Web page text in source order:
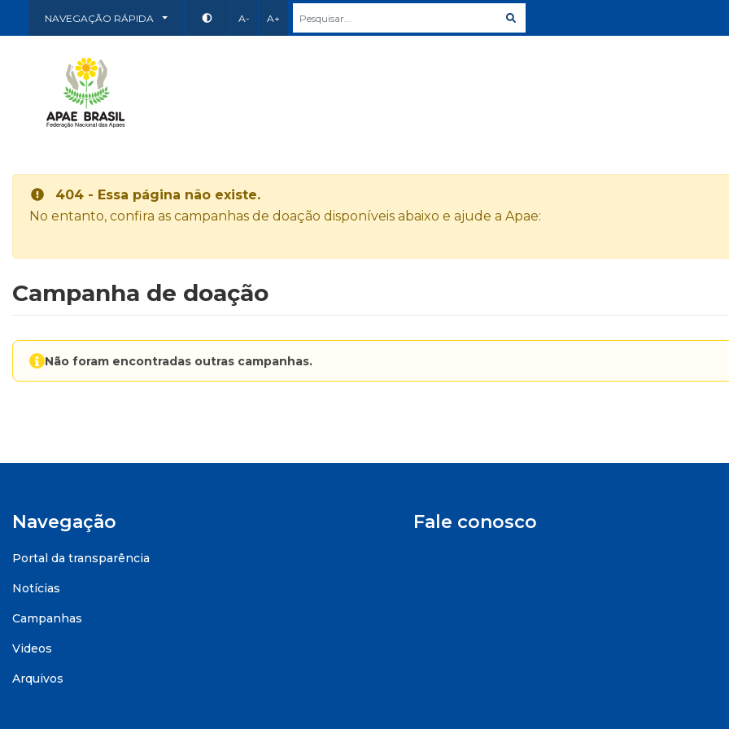
NAVEGAÇÃO RÁPIDA A- A+
404 - Essa página não existe.
No entanto, confira as campanhas de doação disponíveis abaixo e ajude a Apae:
Campanha de doação
Não foram encontradas outras campanhas.
Navegação
Portal da transparência
Notícias
Campanhas
Videos
Arquivos
Fale conosco